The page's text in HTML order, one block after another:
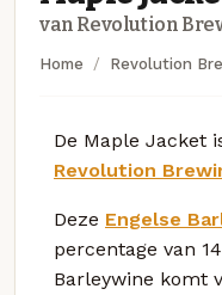
van Revolution
Home Revolution
De Maple Jacket
Revolution
Deze Engelse
percentage van
Barleywine komt